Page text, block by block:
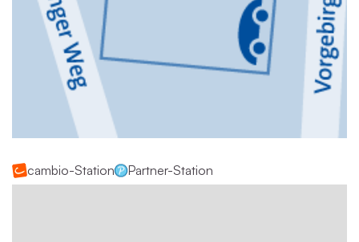
cambio-Station Partner-Station